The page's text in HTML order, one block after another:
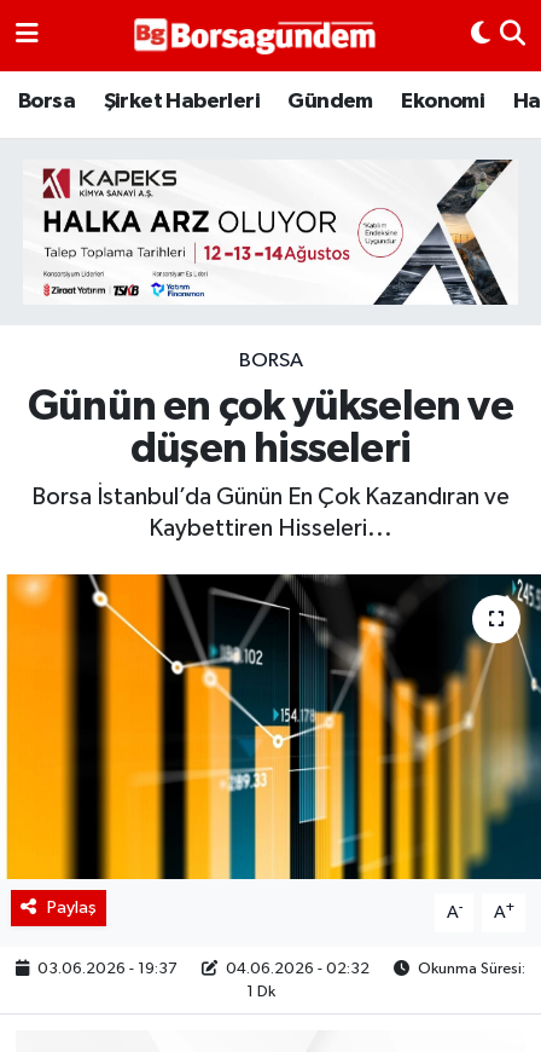
Borsa Şirket Haberleri Gündem Ekonomi
BORSA
Günün en çok yükselen ve
düşen hisseleri
Borsa İstanbul’da Günün En Çok Kazandıran ve
Kaybettiren Hisseleri...
Paylaş A- A+
03.06.2026 - 19:37 04.06.2026 - 02:32
Okunma Süresi:
1 Dk
Borsa
Emtia
Galeri
Bitcoin
Şirket Haberleri
Borsa Gundem
BIST 100 Isı Haritası
Coin Isı Haritası
Ekonomik Takvim
Kiripto Para Piyasası
Hakkımızda